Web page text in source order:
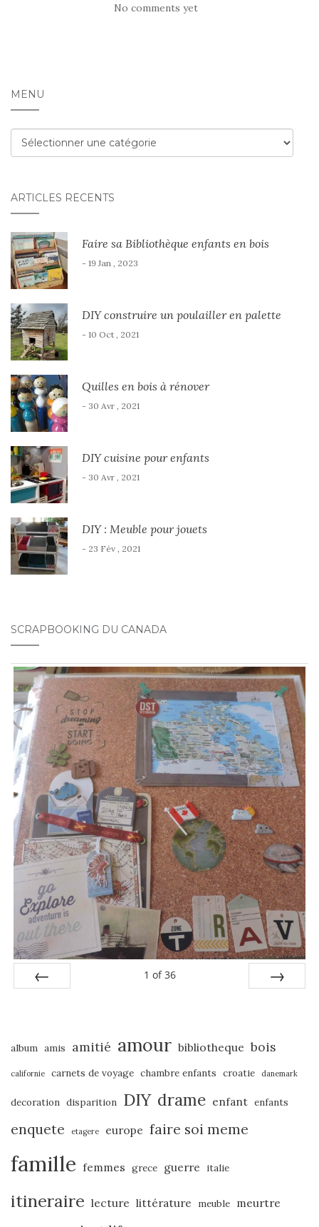
No comments yet
MENU
Menu
ARTICLES RÉCENTS
Faire sa Bibliothèque enfants en bois
- 19 Jan , 2023
DIY construire un poulailler en palette
- 10 Oct , 2021
Quilles en bois à rénover
- 30 Avr , 2021
DIY cuisine pour enfants
- 30 Avr , 2021
DIY : Meuble pour jouets
- 23 Fév , 2021
SCRAPBOOKING DU CANADA
1 of 36
album amis amitié amour bibliotheque bois
californie carnets de voyage chambre enfants croatie danemark
decoration disparition DIY drame enfant enfants
enquete etagere europe faire soi meme
famille femmes grece guerre italie
itineraire lecture littérature meuble meurtre